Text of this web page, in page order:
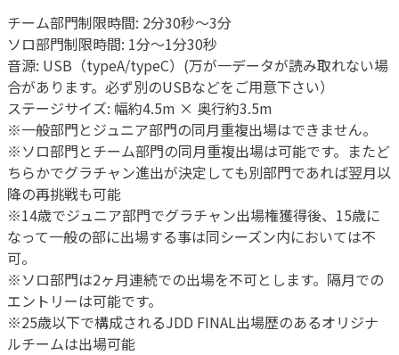
チーム部門制限時間: 2分30秒～3分
ソロ部門制限時間: 1分～1分30秒
音源: USB（typeA/typeC）(万が一データが読み取れない場
合があります。必ず別のUSBなどをご用意下さい）
ステージサイズ: 幅約4.5m × 奥行約3.5m
※一般部門とジュニア部門の同月重複出場はできません。
※ソロ部門とチーム部門の同月重複出場は可能です。またど
ちらかでグラチャン進出が決定しても別部門であれば翌月以
降の再挑戦も可能
※14歳でジュニア部門でグラチャン出場権獲得後、15歳に
なって一般の部に出場する事は同シーズン内においては不
可。
※ソロ部門は2ヶ月連続での出場を不可とします。隔月での
エントリーは可能です。
※25歳以下で構成されるJDD FINAL出場歴のあるオリジナ
ルチームは出場可能